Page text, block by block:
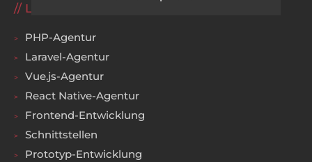
LEISTUNGEN
PHP-Agentur
Laravel-Agentur
Vue.js-Agentur
React Native-Agentur
Frontend-Entwicklung
Schnittstellen
Prototyp-Entwicklung